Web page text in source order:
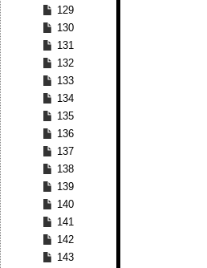
129
130
131
132
133
134
135
136
137
138
139
140
141
142
143